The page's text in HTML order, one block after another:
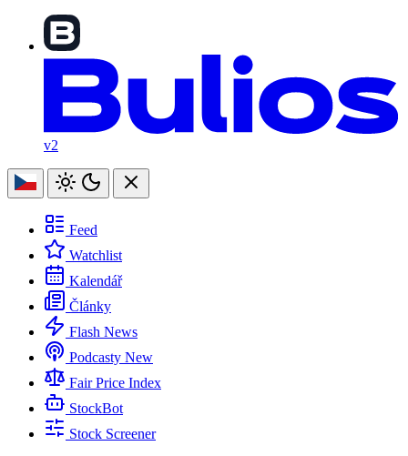
v2
Feed
Watchlist
Kalendář
Články
Flash News
Podcasty New
Fair Price Index
StockBot
Stock Screener